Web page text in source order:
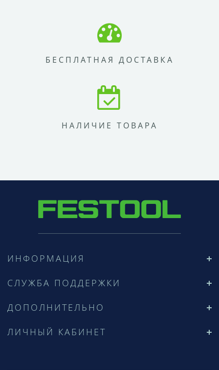
БЕСПЛАТНАЯ ДОСТАВКА
НАЛИЧИЕ ТОВАРА
ИНФОРМАЦИЯ
СЛУЖБА ПОДДЕРЖКИ
ДОПОЛНИТЕЛЬНО
ЛИЧНЫЙ КАБИНЕТ